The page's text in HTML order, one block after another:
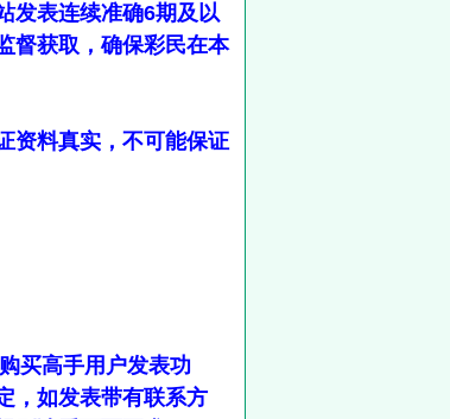
发表连续准确6期及以
督获取，确保彩民在本
资料真实，不可能保证
买高手用户发表功
，如发表带有联系方